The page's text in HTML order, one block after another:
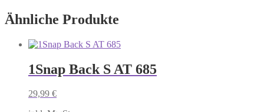
Ähnliche Produkte
1Snap Back S AT 685
29,99 €